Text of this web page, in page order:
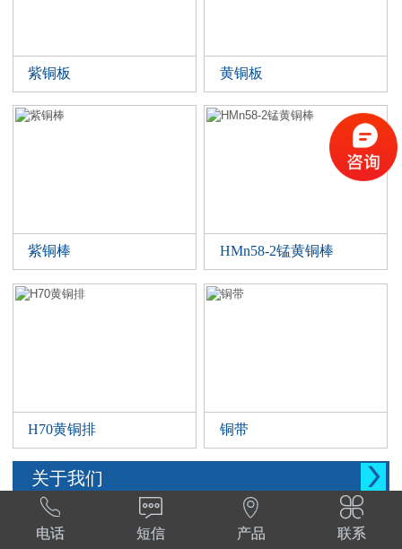
紫铜板 黄铜板
紫铜棒 HMn58-2锰黄铜棒
H70黄铜排 铜带
关于我们 
西安晨腾物资有限公司 常年销售铜管，铜棒。
铜棒，铜排等。材质:T1,T2,T3,TP2,Tu1,TU2,

电话

短信

产品

联系